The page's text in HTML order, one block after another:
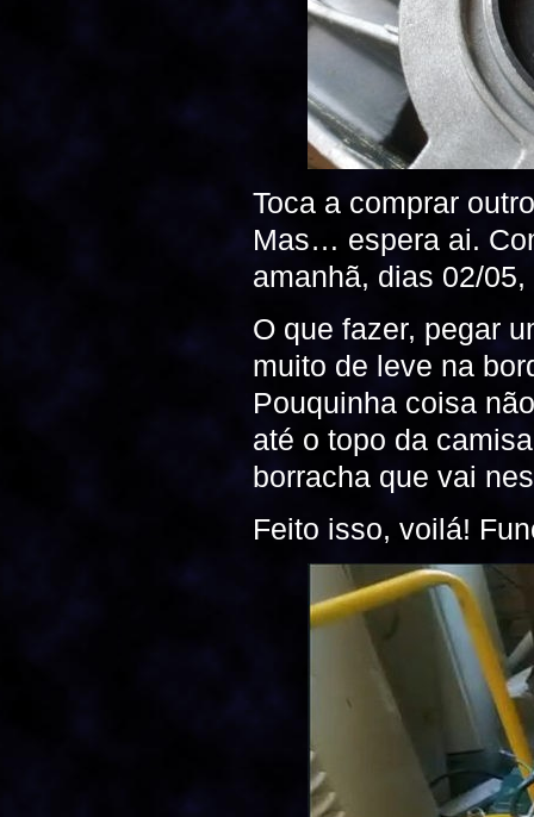
Toca a comprar
Mas… espera ai.
amanhã, dias 02/
O que fazer, pegar
muito de leve na
Pouquinha coisa
até o topo da
borracha que vai
Feito isso, voilá!